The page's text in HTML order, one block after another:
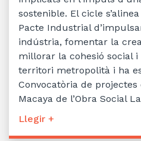
sostenible. El cicle
Pacte Industrial
indústria, fomentar la
millorar la cohesió social
territori metropolità i ha
Convocatòria de
Macaya de l’Obra Social
Llegir +